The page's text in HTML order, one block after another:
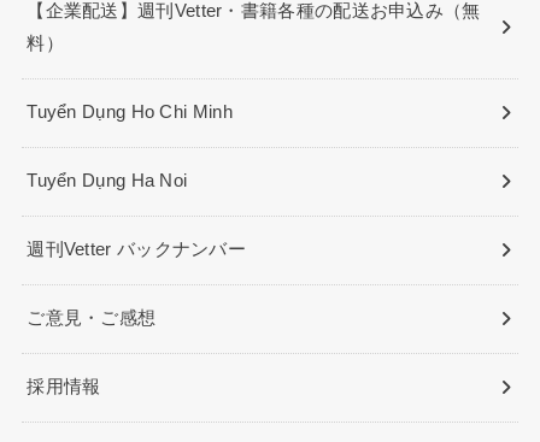
【企業配送】週刊Vetter・書籍各種の配送お申込み（無
料）
Tuyển Dụng Ho Chi Minh
Tuyển Dụng Ha Noi
週刊Vetter バックナンバー
ご意見・ご感想
採用情報